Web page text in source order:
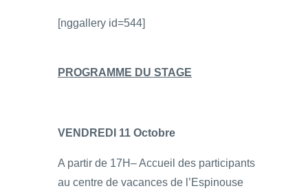
[nggallery id=544]
PROGRAMME DU STAGE
VENDREDI 11 Octobre
A partir de 17H– Accueil des participants
au centre de vacances de l’Espinouse